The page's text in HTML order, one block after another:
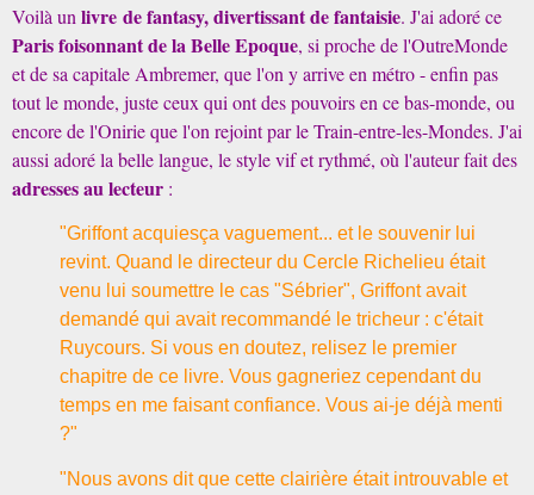
Voilà un livre de fantasy,divertissantde fantaisie. J'ai adoré ce
Paris foisonnant de la Belle Epoque, si proche de l'OutreMonde
et de sa capitale Ambremer, que l'on y arrive en métro - enfin pas
tout le monde, juste ceux qui ont des pouvoirs en ce bas-monde, ou
encore de l'Onirie que l'on rejoint par le Train-entre-les-Mondes. J'ai
aussi adoré la belle langue, le style vif et rythmé, où l'auteur fait des
adresses au lecteur :
"Griffont acquiesça vaguement... et le souvenir lui
revint. Quand le directeur du Cercle Richelieu était
venu lui soumettre le cas "Sébrier", Griffont avait
demandé qui avait recommandé le tricheur : c'était
Ruycours. Si vous en doutez, relisez le premier
chapitre de ce livre. Vous gagneriez cependant du
temps en me faisant confiance. Vous ai-je déjà menti
?"
"Nous avons dit que cette clairière était introuvable et